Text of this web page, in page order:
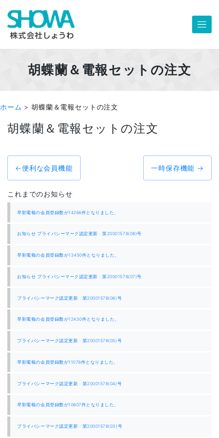
Skip
content
胡蝶蘭＆電報セットの注文
ホーム >胡蝶蘭＆電報セットの注文
胡蝶蘭＆電報セットの注文
投
稿
ナ
ビ
ゲ
ー
シ
ョ
ン
便利な会員機能 一時保存機能
これまでのお知らせ
早割電報の会員登録数が14266件となりました。
お知らせ プライバシーマーク認定更新 第20001578(08)号
早割電報の会員登録数が13450件となりました。
お知らせ プライバシーマーク認定更新 第20001578(07)号
プライバシーマーク認定更新 第20001578(06)号
早割電報の会員登録数が12430件となりました。
プライバシーマーク認定更新 第20001578(05)号
早割電報の会員登録数が11076件となりました。
プライバシーマーク認定更新 第20001578(04)号
早割電報の会員登録数が10607件となりました。
プライバシーマーク認定更新 第20001578(03)号